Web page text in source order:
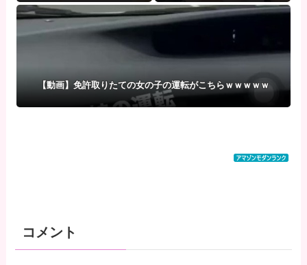
おおおおおお！！！！)
【動画】免許取りたての女の子の運転がこちらｗｗｗｗｗ
コメント